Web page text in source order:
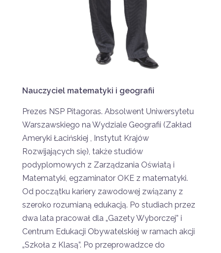
Nauczyciel matematyki i geografii
Prezes NSP Pitagoras. Absolwent Uniwersytetu
Warszawskiego na Wydziale Geografii (Zakład
Ameryki Łacińskiej , Instytut Krajów
Rozwijających się), także studiów
podyplomowych z Zarządzania Oświatą i
Matematyki, egzaminator OKE z matematyki.
Od początku kariery zawodowej związany z
szeroko rozumianą edukacją. Po studiach przez
dwa lata pracował dla „Gazety Wyborczej” i
Centrum Edukacji Obywatelskiej w ramach akcji
„Szkoła z Klasą”. Po przeprowadzce do